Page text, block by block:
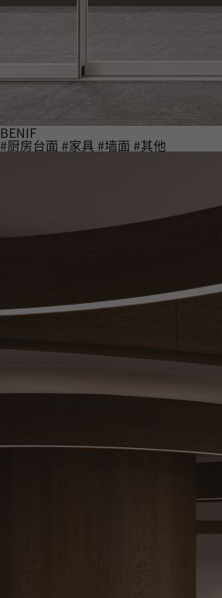
BENIF
#厨房台面 #家具 #墙面 #其他